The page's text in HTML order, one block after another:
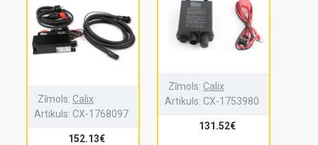
Zīmols: Calix
Artikuls: CX-1768097
152.13€
Zīmols: Calix
Artikuls: CX-1753980
131.52€